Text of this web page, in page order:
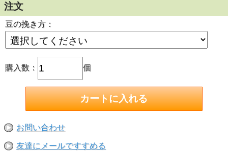
注文
豆の挽き方：
購入数： 個
お問い合わせ
友達にメールですすめる